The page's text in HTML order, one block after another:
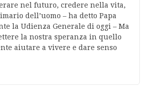
nel futuro, credere nella vita,
dell’uomo – ha detto Papa
la Udienza Generale di oggi – Ma
la nostra speranza in quello
aiutare a vivere e dare senso